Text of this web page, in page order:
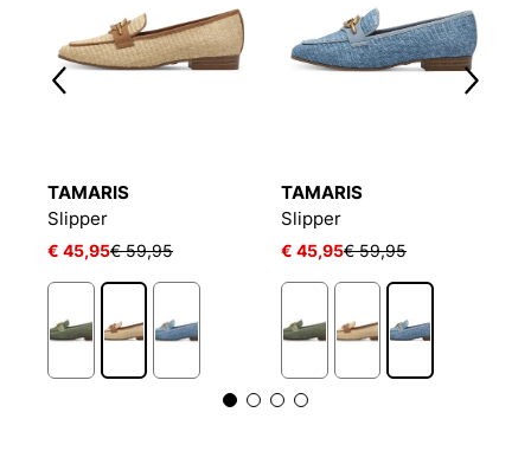
TAMARIS
Slipper
€ 45,95€ 59,95
TAMARIS
Slipper
€ 45,95€ 59,95